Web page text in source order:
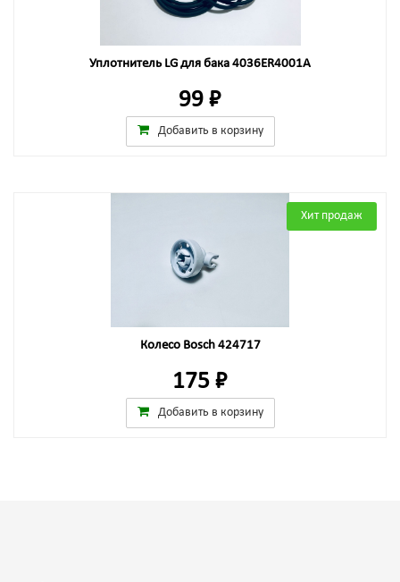
Уплотнитель LG для бака 4036ER4001A
99 ₽
Добавить в корзину
Хит продаж
Колесо Bosch 424717
175 ₽
Добавить в корзину